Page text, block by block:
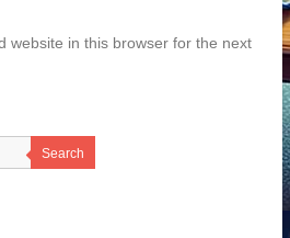
website in this browser for the next
Search